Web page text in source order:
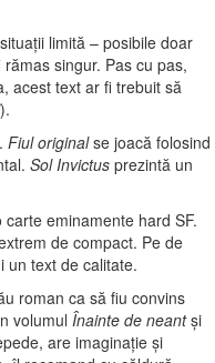
limită – posibile doar
singur. Pas cu pas,
acest text ar fi trebuit să
).
. Fiul originalse joacă folosind
Sol Invictus prezintă un
eminamente hard SF.
de compact. Pe de
un text de calitate.
roman ca să fiu convins
volumul Înainte de neantşi
are imaginaţie şi